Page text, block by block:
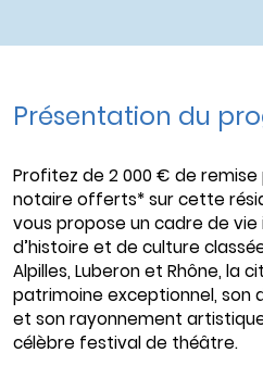
Présentation du
Profitez de 2 000 € de remise
notaire offerts* sur cette
vous propose un cadre de vie
d’histoire et de culture
Alpilles, Luberon et Rhône, la
patrimoine exceptionnel, son
et son rayonnement
célèbre festival de théâtre.